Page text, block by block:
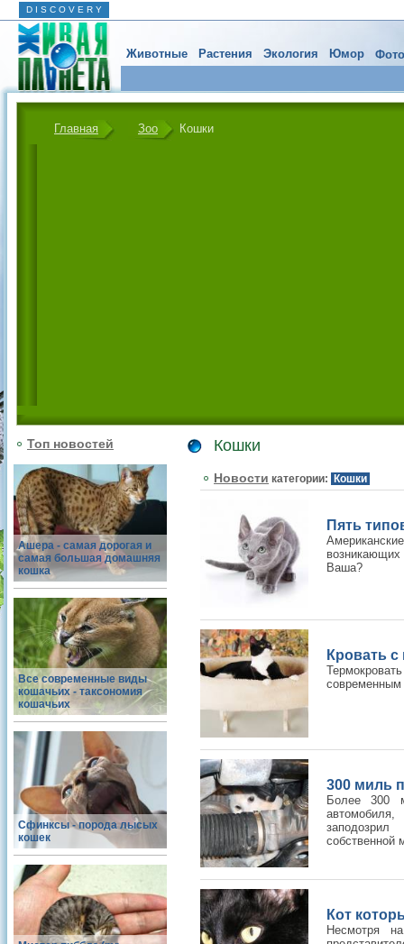
D I S C O V E R Y
Животные Растения Экология Юмор
Главная Зоо Кошки
Топ новостей
Ашера - самая дорогая и
самая большая домашняя
кошка
Все современные виды
кошачьих - таксономия
кошачьих
Сфинксы - порода лысых
кошек
Кошки
Новости категории: Кошки
Пять
Ваша?
Кровать
современным
300 миль
Более 300
собственной
Кот
Несмотря